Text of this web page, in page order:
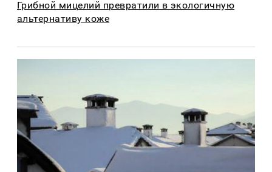
Грибной мицелий превратили в экологичную
альтернативу коже